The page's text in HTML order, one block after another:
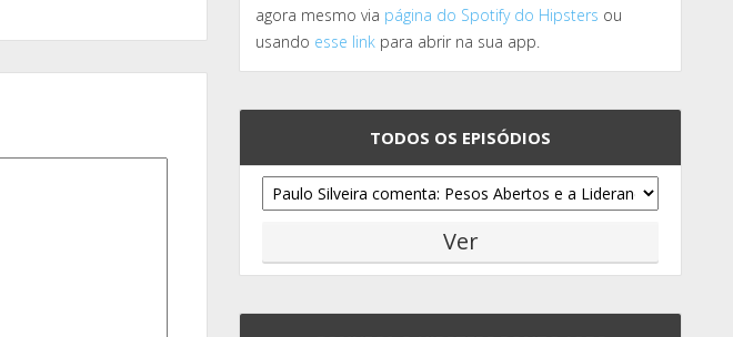
agora mesmo via página do Spotify do Hipsters ou
usando esse link para abrir na sua app.
TODOS OS EPISÓDIOS